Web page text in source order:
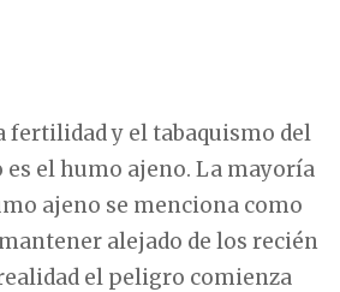
fertilidad y el tabaquismo del
es el humo ajeno. La mayoría
ajeno se menciona como
alejado de los recién
el peligro comienza